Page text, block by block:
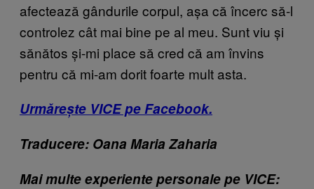
afectează gândurile corpul, așa că încerc să-l
controlez cât mai bine pe al meu. Sunt viu și
sănătos și-mi place să cred că am învins
pentru că mi-am dorit foarte mult asta.
Urmărește VICE pe Facebook.
Traducere: Oana Maria Zaharia
Mai multe experiente personale pe VICE: